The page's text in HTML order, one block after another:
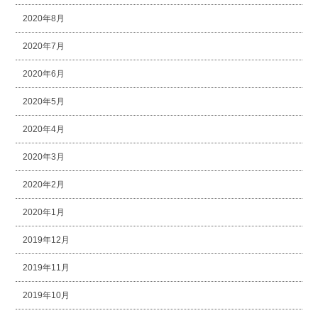
2020年8月
2020年7月
2020年6月
2020年5月
2020年4月
2020年3月
2020年2月
2020年1月
2019年12月
2019年11月
2019年10月